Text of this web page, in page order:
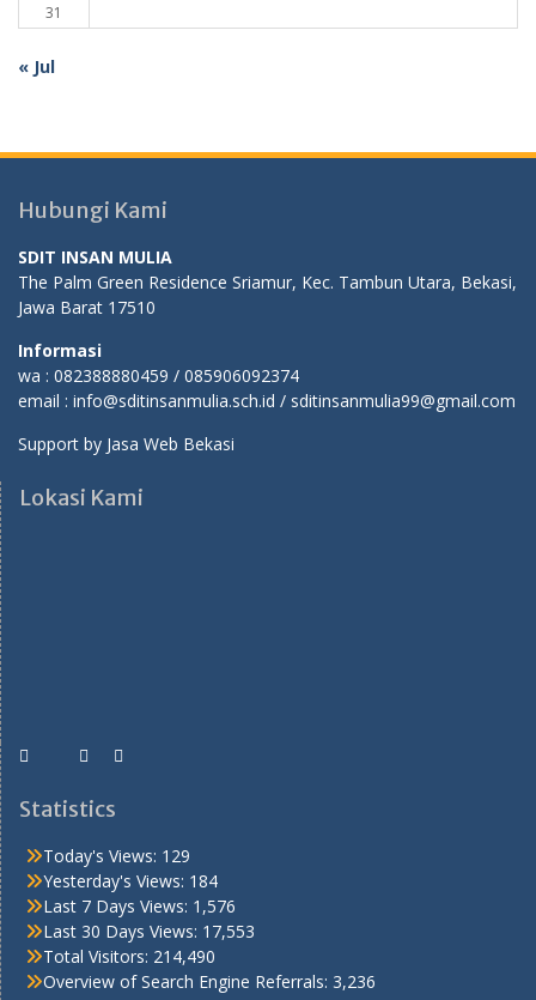
31
« Jul
Hubungi Kami
SDIT INSAN MULIA
The Palm Green Residence Sriamur, Kec. Tambun Utara, Bekasi,
Jawa Barat 17510
Informasi
wa : 082388880459 / 085906092374
email : info@sditinsanmulia.sch.id / sditinsanmulia99@gmail.com
Support by Jasa Web Bekasi
Lokasi Kami
Statistics
Today's Views: 129
Yesterday's Views: 184
Last 7 Days Views: 1,576
Last 30 Days Views: 17,553
Total Visitors: 214,490
Overview of Search Engine Referrals: 3,236